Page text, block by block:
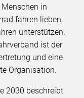
in
fahren lieben,
unterstützen.
ist der
und eine
Organisation.
2030 beschreibt